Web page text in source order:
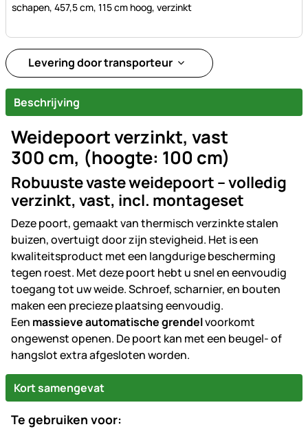
schapen, 457,5 cm, 115 cm hoog, verzinkt
Levering door transporteur
Beschrijving
Weidepoort verzinkt, vast
300 cm, (hoogte: 100 cm)
Robuuste vaste weidepoort – volledig
verzinkt, vast, incl. montageset
Deze poort, gemaakt van thermisch verzinkte stalen
buizen, overtuigt door zijn stevigheid. Het is een
kwaliteitsproduct met een langdurige bescherming
tegen roest. Met deze poort hebt u snel en eenvoudig
toegang tot uw weide. Schroef, scharnier, en bouten
maken een precieze plaatsing eenvoudig.
Een massieve automatische grendelvoorkomt
ongewenst openen. De poort kan met een beugel- of
hangslot extra afgesloten worden.
Kort samengevat
Te gebruiken voor: